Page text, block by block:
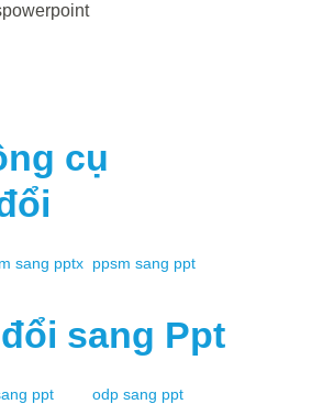
cụ
sang pptx ppsm sang ppt
sang Ppt
ppt odp sang ppt